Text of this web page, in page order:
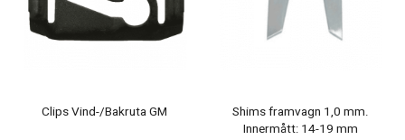
Clips Vind-/Bakruta GM
Shims framvagn 1,0 mm.
Innermått: 14-19 mm